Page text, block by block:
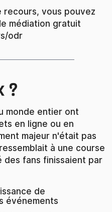
recours, vous pouvez
médiation gratuit
odr
?
monde entier ont
en ligne ou en
majeur n'était pas
à une course
des fans finissaient par
de
événements